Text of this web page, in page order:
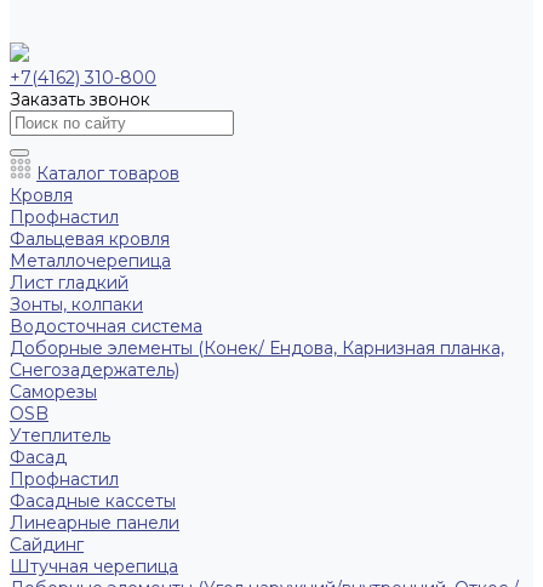
+7(4162) 310-800
Заказать звонок
Каталог товаров
Кровля
Профнастил
Фальцевая кровля
Металлочерепица
Лист гладкий
Зонты, колпаки
Водосточная система
Доборные элементы (Конек/ Ендова, Карнизная планка,
Снегозадержатель)
Саморезы
ОSB
Утеплитель
Фасад
Профнастил
Фасадные кассеты
Линеарные панели
Сайдинг
Штучная черепица